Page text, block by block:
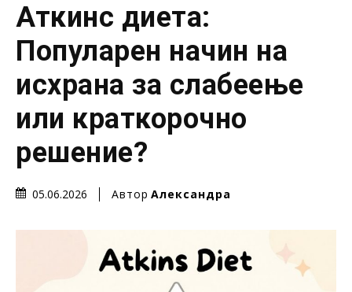
Аткинс диета:
Популарен начин на
исхрана за слабеење
или краткорочно
решение?
05.06.2026 Автор Александра